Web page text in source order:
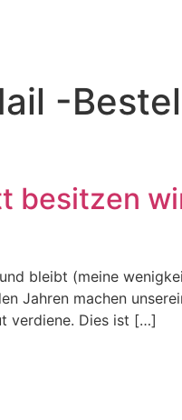
-
besitzen
bleibt (meine
Jahren machen
verdiene. Dies ist […]